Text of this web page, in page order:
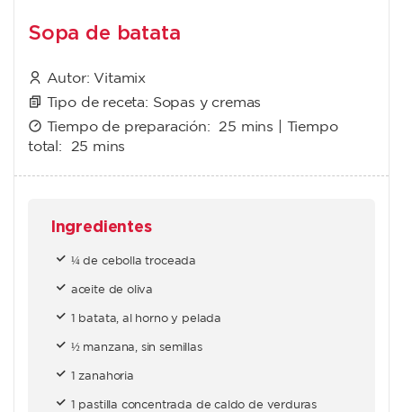
Sopa de batata
Autor: Vitamix
Tipo de receta: Sopas y cremas
Tiempo de preparación:25 mins | Tiempo
total: 25 mins
Ingredientes
¼ de cebolla troceada
aceite de oliva
1 batata, al horno y pelada
½ manzana, sin semillas
1 zanahoria
1 pastilla concentrada de caldo de verduras